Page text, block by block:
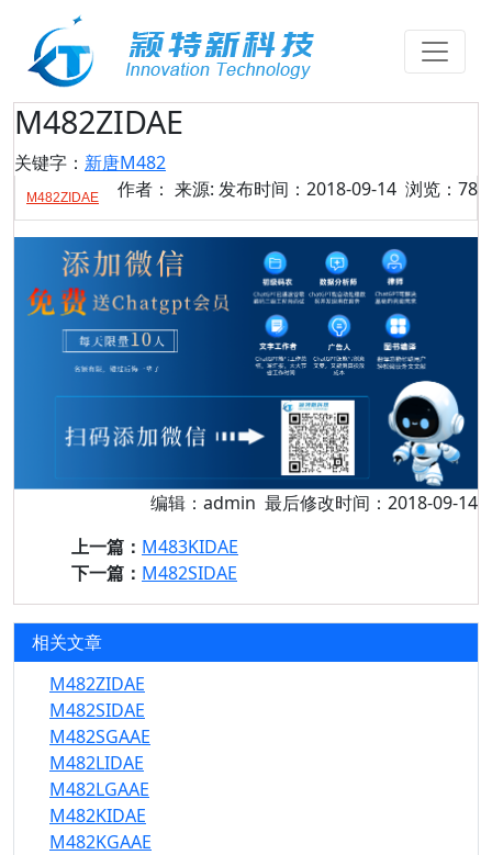
M482ZIDAE
关键字： 新唐M482
作者： 来源: 发布时间：2018-09-14 浏览：78
M482ZIDAE
编辑：admin 最后修改时间：2018-09-14
上一篇： M483KIDAE
下一篇： M482SIDAE
相关文章
M482ZIDAE
M482SIDAE
M482SGAAE
M482LIDAE
M482LGAAE
M482KIDAE
M482KGAAE